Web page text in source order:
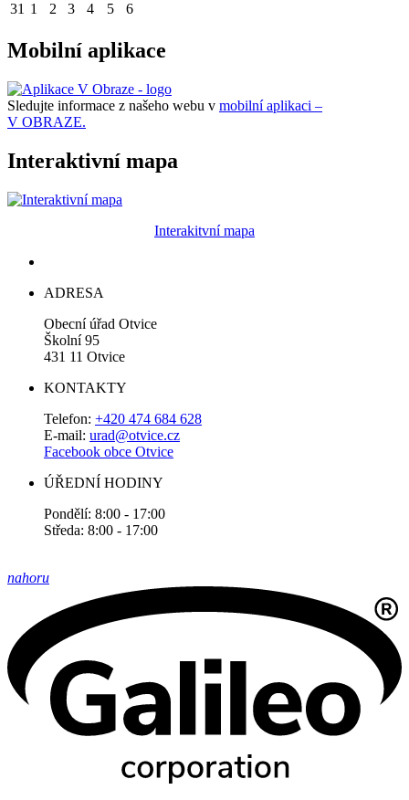
31 1 2 3 4 5 6
Mobilní aplikace
Sledujte informace z našeho webu v mobilní aplikaci –
V OBRAZE.
Interaktivní mapa
Interakitvní mapa
ADRESA
Obecní úřad Otvice
Školní 95
431 11 Otvice
KONTAKTY
Telefon: +420 474 684 628
E-mail: urad@otvice.cz
Facebook obce Otvice
ÚŘEDNÍ HODINY
Pondělí: 8:00 - 17:00
Středa: 8:00 - 17:00
nahoru